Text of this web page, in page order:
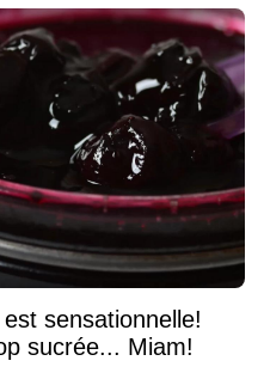
sensationnelle!
sucrée... Miam!